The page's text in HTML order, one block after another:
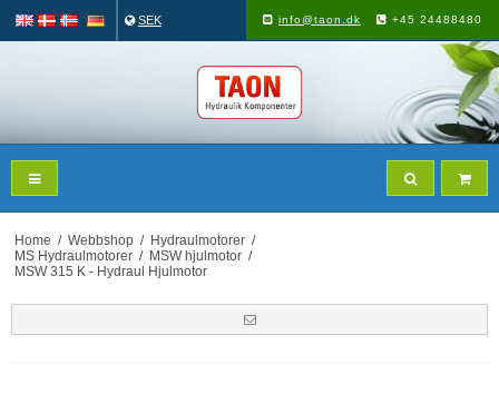
SEK info@taon.dk +45 24488480
Home / Webbshop / Hydraulmotorer /
MS Hydraulmotorer / MSW hjulmotor /
MSW 315 K - Hydraul Hjulmotor